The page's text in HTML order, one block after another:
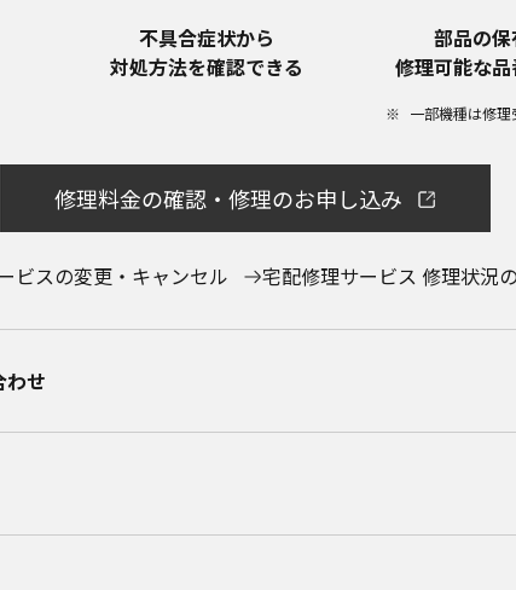
不具合症状から​
対処方法を確認できる
部品の
修理可能な
一部機種は修
修理料金の確認・修理のお申し込み
ビスの変更・キャンセル 宅配修理サービス 修理状況
わせ​